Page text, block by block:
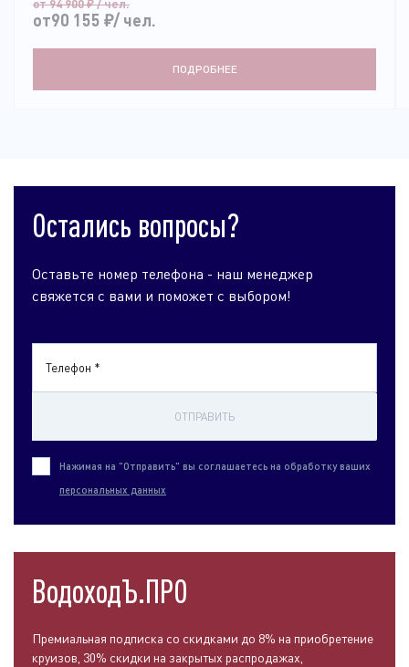
от 94 900₽/ чел.
от90 155 ₽/ чел.
ПОДРОБНЕЕ
Остались вопросы?
Оставьте номер телефона - наш менеджер
свяжется с вами и поможет с выбором!
Телефон *
ОТПРАВИТЬ
Нажимая на "Отправить" вы соглашаетесь на обработку ваших
персональных данных
ВодоходЪ.ПРО
Премиальная подписка со скидками до 8% на приобретение
круизов, 30% скидки на закрытых распродажах,